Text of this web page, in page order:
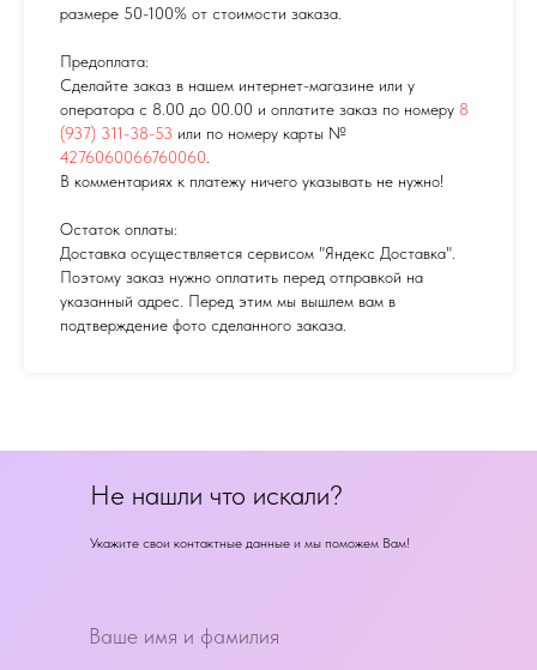
размере 50-100% от стоимости заказа.
Предоплата:
Сделайте заказ в нашем интернет-магазине или у
оператора с 8.00 до 00.00 и оплатите заказ по номеру 8
(937) 311-38-53 или по номеру карты №
4276060066760060
В комментариях к платежу ничего указывать не нужно!
Остаток оплаты:
Доставка осуществляется сервисом "Яндекс Доставка".
Поэтому заказ нужно оплатить перед отправкой на
указанный адрес. Перед этим мы вышлем вам в
подтверждение фото сделанного заказа.
Не нашли что искали?
Укажите свои контактные данные и мы поможем Вам!